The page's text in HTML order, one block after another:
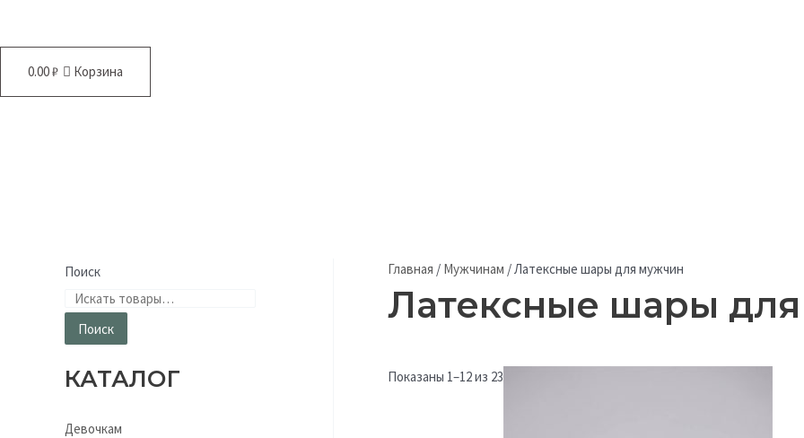
0.00₽ Корзина
Поиск
Поиск
КАТАЛОГ
Девочкам
Главная / Мужчинам /Латексные шары для мужчин
Латексные шары
Показаны 1–12 из 23